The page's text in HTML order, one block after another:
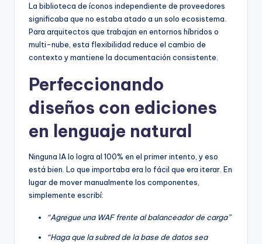
La biblioteca de íconos independiente de proveedores
significaba que no estaba atado a un solo ecosistema.
Para arquitectos que trabajan en entornos híbridos o
multi-nube, esta flexibilidad reduce el cambio de
contexto y mantiene la documentación consistente.
Perfeccionando
diseños con ediciones
en lenguaje natural
Ninguna IA lo logra al 100% en el primer intento, y eso
está bien. Lo que importaba era lo fácil que era iterar. En
lugar de mover manualmente los componentes,
simplemente escribí:
“Agregue una WAF frente al balanceador de carga”
“Haga que la subred de la base de datos sea